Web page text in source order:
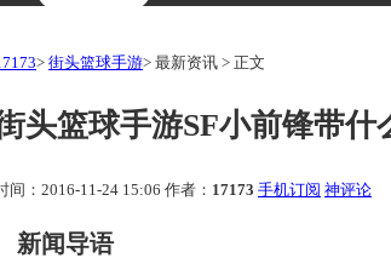
> 街头篮球手游> 最新资讯 > 正文
头篮球手游SF小前锋带
间：2016-11-24 15:06 作者： 17173 手机订阅 神评论
新闻导语